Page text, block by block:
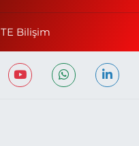
TE Bilişim